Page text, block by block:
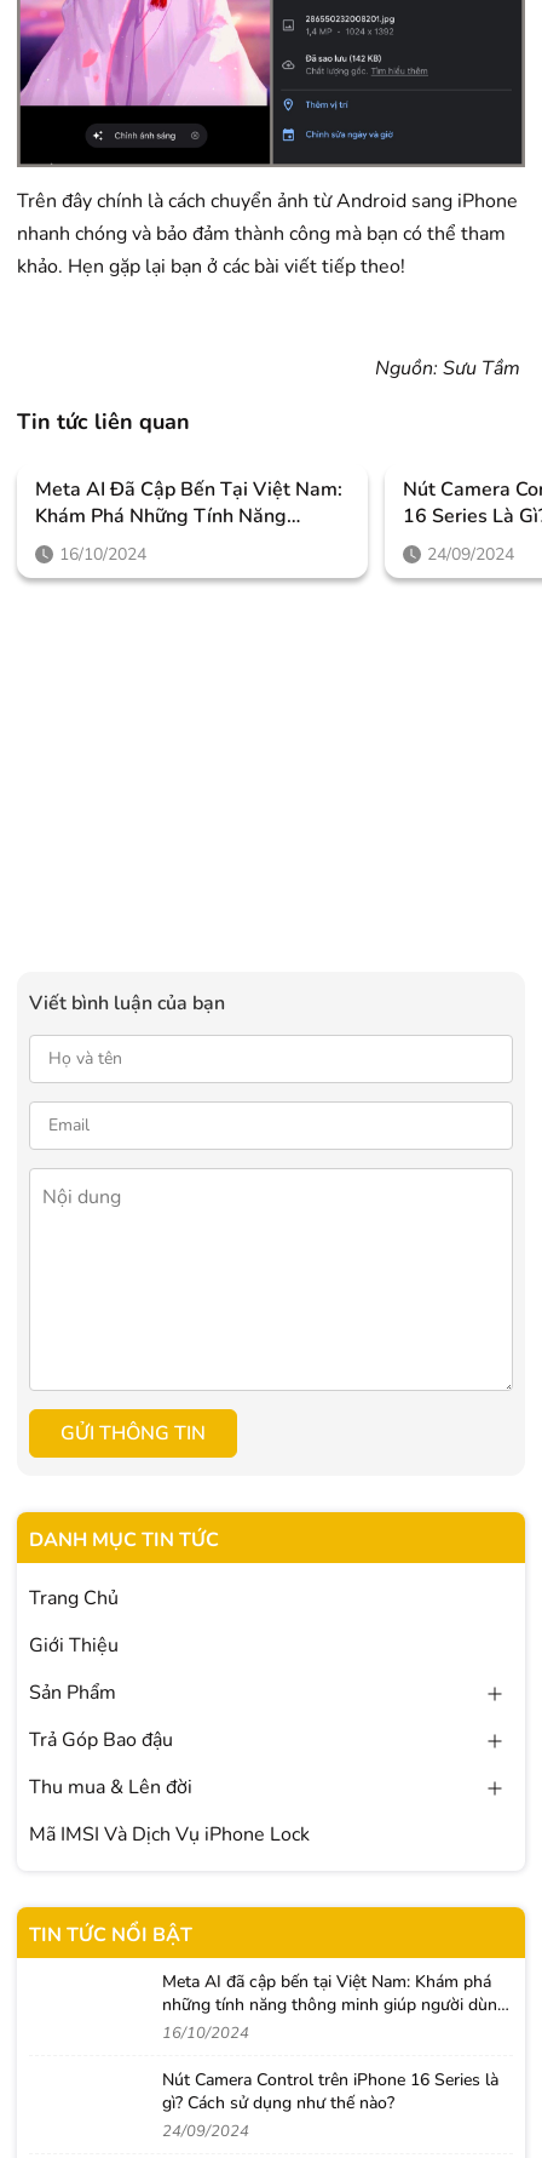
Trên đây chính là cách chuyển ảnh từ Android sang iPhone
nhanh chóng và bảo đảm thành công mà bạn có thể tham
khảo. Hẹn gặp lại bạn ở các bài viết tiếp theo!
Nguồn: Sưu Tầm
Tin tức liên quan
Meta AI Đã Cập Bến Tại Việt Nam:
Khám Phá Những Tính Năng
Thông Minh Giúp Người Dùng
Nâng Tầm Trải Nghiệm
16/10/2024
Nút Camera
16 Series Là
Như Thế Nào?
24/09/2024
Viết bình luận của bạn
GỬI THÔNG TIN
DANH MỤC TIN TỨC
Trang Chủ
Giới Thiệu
Sản Phẩm
Trả Góp Bao đậu
Thu mua & Lên đời
Mã IMSI Và Dịch Vụ iPhone Lock
TIN TỨC NỔI BẬT
Meta AI đã cập bến tại Việt Nam: Khám phá
những tính năng thông minh giúp người dùng
nâng tầm trải nghiệm
16/10/2024
Nút Camera Control trên iPhone 16 Series là
gì? Cách sử dụng như thế nào?
24/09/2024